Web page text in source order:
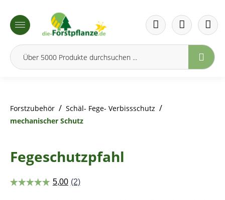
springen
Forstzubehör / Schäl- Fege- Verbissschutz /
mechanischer Schutz
Fegeschutzpfahl